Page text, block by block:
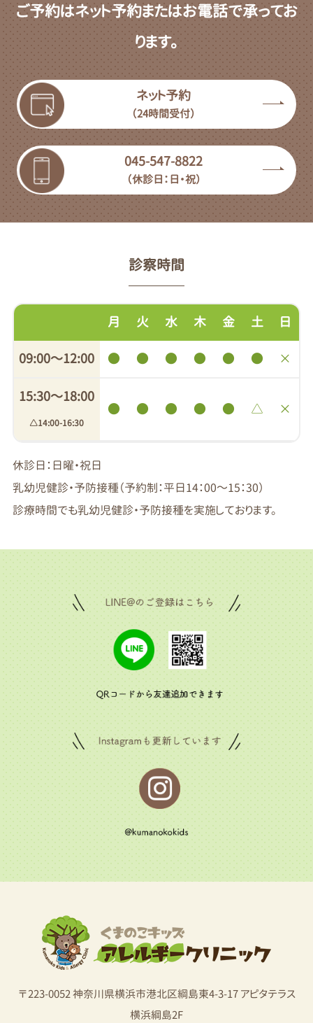
ご予約はネット予約またはお電話で承ってお
ります。
ネット予約
（24時間受付）
045-547-8822
（休診日：日・祝）
診察時間
月 火 水 木 金 土 日
09:00〜12:00 ● ● ● ● ● ● ×
15:30〜18:00
△14:00-16:30
● ● ● ● ● △ ×
休診日：日曜・祝日
乳幼児健診・予防接種（予約制：平日14：00～15：30）
診療時間でも乳幼児健診・予防接種を実施しております。
〒223-0052 神奈川県横浜市港北区綱島東4-3-17 アピタテラス
横浜綱島2F